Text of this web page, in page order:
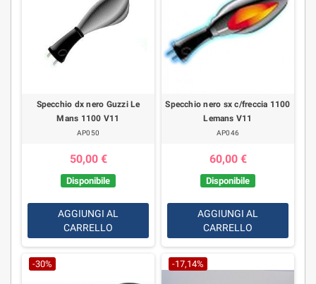
Specchio dx nero Guzzi Le
Mans 1100 V11
AP050
50,00 €
Disponibile
AGGIUNGI AL
CARRELLO
Specchio nero sx c/freccia 1100
Lemans V11
AP046
60,00 €
Disponibile
AGGIUNGI AL
CARRELLO
-30% -17,14%